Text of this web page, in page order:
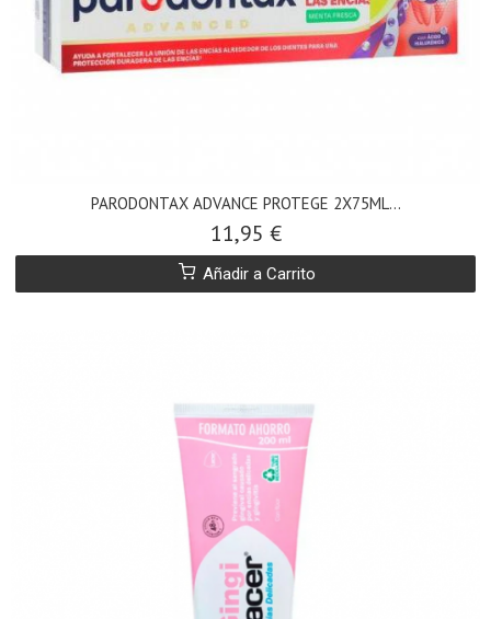
PARODONTAX ADVANCE PROTEGE 2X75ML...
11,95 €
Añadir a Carrito